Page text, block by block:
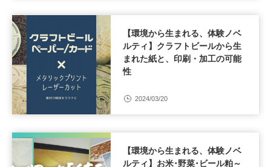
【環境から生まれる、体験ノベ
ルティ】クラフトビールから生
まれた紙と、印刷・加工の可能
性
2024/03/20
【環境から生まれる、体験ノベ
ルティ】お米･野菜･ビール粕～